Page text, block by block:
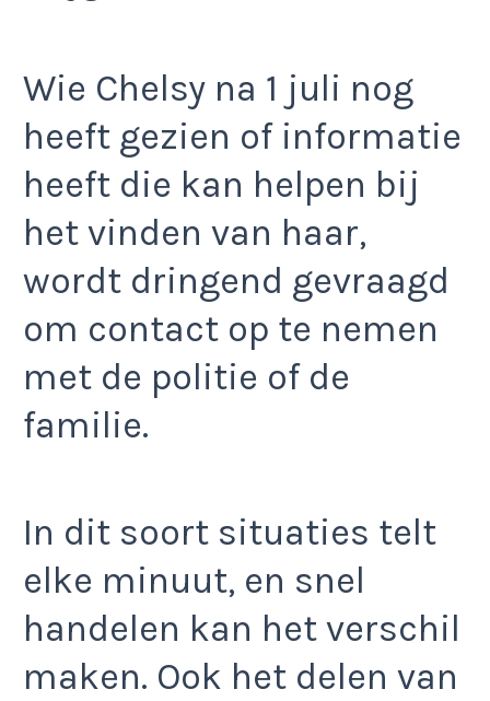
Wie Chelsy na 1 juli nog
heeft gezien of informatie
heeft die kan helpen bij
het vinden van haar,
wordt dringend gevraagd
om contact op te nemen
met de politie of de
familie.
In dit soort situaties telt
elke minuut, en snel
handelen kan het verschil
maken. Ook het delen van